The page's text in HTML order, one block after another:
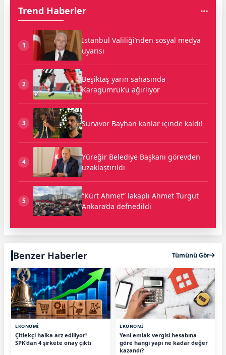
Trend Haberler
1
İstanbul Valiliği’nden sosyal medya
uyarısı
2
Beşiktaş yarın sahasında
Karagümrük’ü ağırlıyor
3 Survivor Bayhan kanlar içinde kaldı!
4
Yüreğir Belediye Başkanı görevden
uzaklaştırıldı
5
“Kürt Ahmet” lakaplı Ahmet Turgut
Ankara’da defnedildi
Benzer Haberler Tümünü Gör
EKONOMİ
Çitlekçi halka arz ediliyor!
SPK'dan 4 şirkete onay çıktı
EKONOMİ
Yeni emlak vergisi hesabına
göre hangi yapı ne kadar değer
kazandı?